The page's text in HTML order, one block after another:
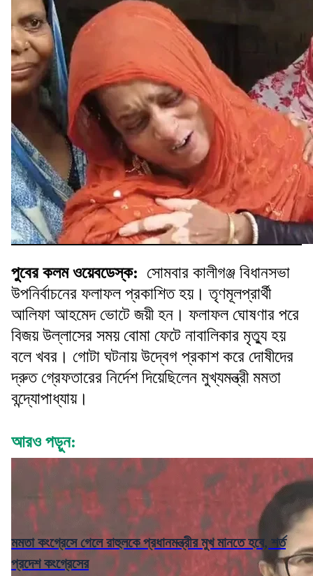
পুবের কলম ওয়েবডেস্ক: সোমবার কালীগঞ্জ বিধানসভা
উপনির্বাচনের ফলাফল প্রকাশিত হয়। তৃণমূলপ্রার্থী
আলিফা আহমেদ ভোটে জয়ী হন। ফলাফল ঘোষণার পরে
বিজয় উল্লাসের সময় বোমা ফেটে নাবালিকার মৃত্যু হয়
বলে খবর। গোটা ঘটনায় উদ্বেগ প্রকাশ করে দোষীদের
দ্রুত গ্রেফতারের নির্দেশ দিয়েছিলেন মুখ্যমন্ত্রী মমতা
বন্দ্যোপাধ্যায়।
আরও পড়ুন:
মমতা কংগ্রেসে গেলে রাহুলকে প্রধানমন্ত্রীর মুখ মানতে হবে, শর্ত
প্রদেশ কংগ্রেসের